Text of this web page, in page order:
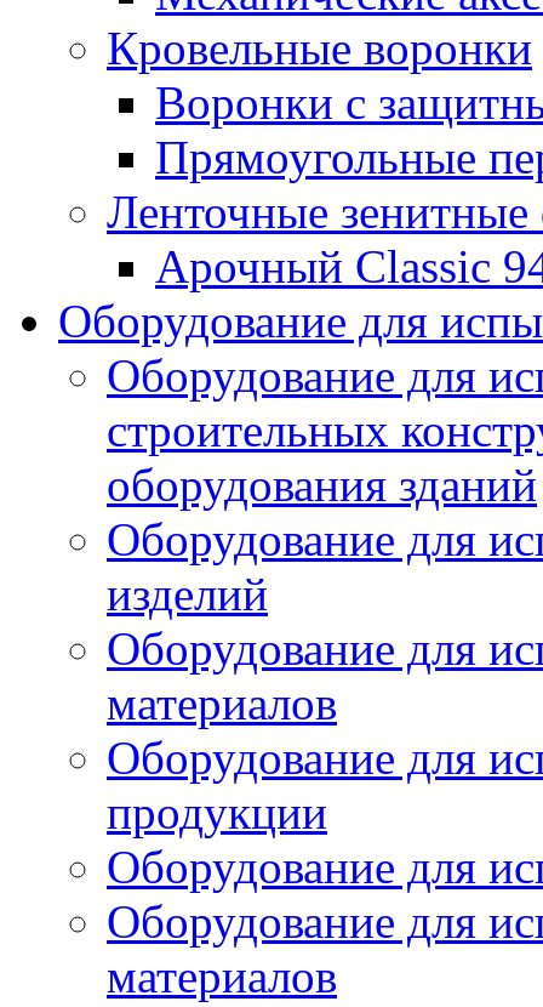
Кровельные воронки
Воронки с
Прямоугольные
Ленточные
Арочный Classic
Оборудование для
Оборудование для
строительных
оборудования зданий
Оборудование для
изделий
Оборудование для
материалов
Оборудование для
продукции
Оборудование для
Оборудование для
материалов